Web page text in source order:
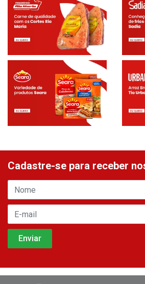
Cadastre-se para receber